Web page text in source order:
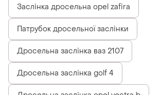
Заслінка дросельна opel zafira
Патрубок дросельної заслінки
Дросельна заслінка ваз 2107
Дросельна заслінка golf 4